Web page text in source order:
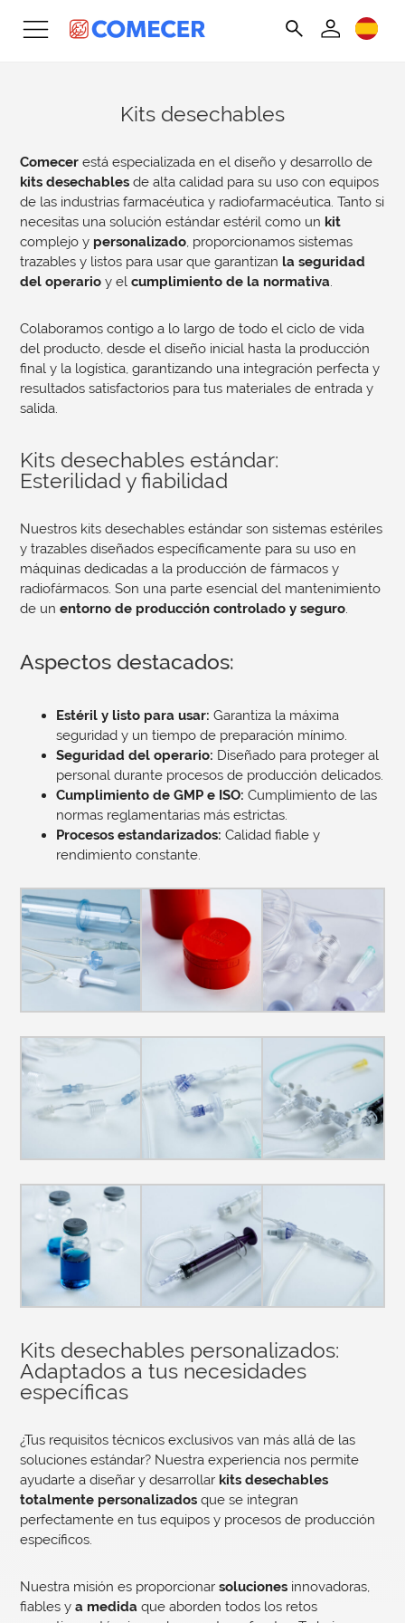
Kits desechables
Comecer está especializada en el diseño y desarrollo de
kits desechables de alta calidad para su uso con equipos
de las industrias farmacéutica y radiofarmacéutica. Tanto si
necesitas una solución estándar estéril como un kit
complejo y personalizado , proporcionamos sistemas
trazables y listos para usar que garantizan la seguridad
del operario y elcumplimiento de la normativa
Colaboramos contigo a lo largo de todo el ciclo de vida
del producto, desde el diseño inicial hasta la producción
final y la logística, garantizando una integración perfecta y
resultados satisfactorios para tus materiales de entrada y
salida.
Kits desechables estándar:
Esterilidad y fiabilidad
Nuestros kits desechables estándar son sistemas estériles
y trazables diseñados específicamente para su uso en
máquinas dedicadas a la producción de fármacos y
radiofármacos. Son una parte esencial del mantenimiento
de unentorno de producción controlado y seguro
Aspectos destacados:
Estéril y listo para usar: Garantiza la máxima
seguridad y un tiempo de preparación mínimo.
Seguridad del operario: Diseñado para proteger al
personal durante procesos de producción delicados.
Cumplimiento de GMP e ISO: Cumplimiento de las
normas reglamentarias más estrictas.
Procesos estandarizados: Calidad fiable y
rendimiento constante.
Kits desechables personalizados:
Adaptados a tus necesidades
específicas
¿Tus requisitos técnicos exclusivos van más allá de las
soluciones estándar? Nuestra experiencia nos permite
ayudarte a diseñar y desarrollar kits desechables
totalmente personalizados que se integran
perfectamente en tus equipos y procesos de producción
específicos.
Nuestra misión es proporcionarsoluciones innovadoras,
fiables ya medida que aborden todos los retos